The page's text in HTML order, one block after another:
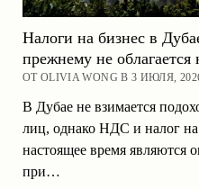
Налоги на бизнес в
прежнему не облагается
ОТ OLIVIA WONG В 3 ИЮЛЯ,
В Дубае не взимается
лиц, однако НДС и налог
настоящее время являются
при…